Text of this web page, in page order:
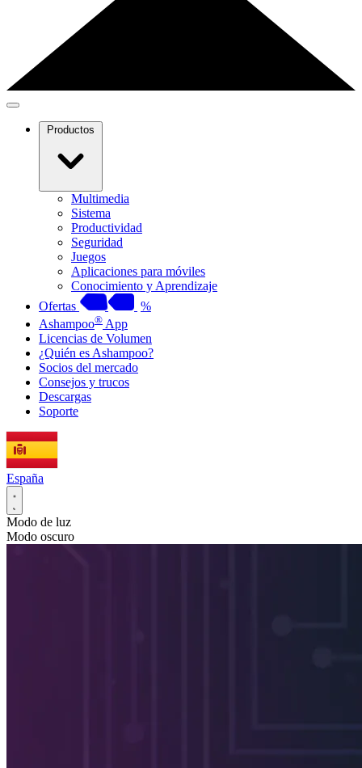
Productos
Multimedia
Sistema
Productividad
Seguridad
Juegos
Aplicaciones para móviles
Conocimiento y Aprendizaje
Ofertas
%
Ashampoo® App
Licencias de Volumen
¿Quién es Ashampoo?
Socios del mercado
Consejos y trucos
Descargas
Soporte
España
Modo de luz
Modo oscuro